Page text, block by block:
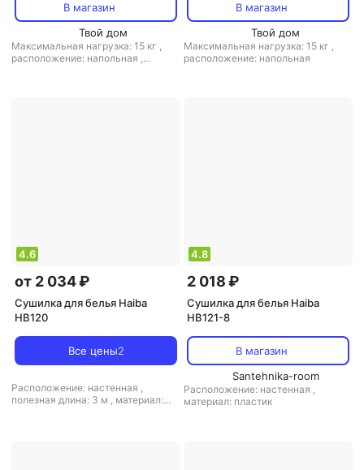
В магазин
Твой дом
Максимальная нагрузка: 15 кг ,
расположение: напольная ,
В магазин
Твой дом
Максимальная нагрузка: 15 кг ,
расположение: напольная
4.6
от 2 034 ₽
Сушилка для белья Haiba
HB120
Все цены2
Расположение: настенная ,
полезная длина: 3 м , материал:
4.8
2 018 ₽
Сушилка для белья Haiba
HB121-8
В магазин
Santehnika-room
Расположение: настенная ,
материал: пластик